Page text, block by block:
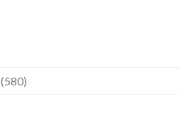
(580)